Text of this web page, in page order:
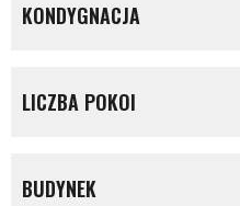
KONDYGNACJA
LICZBA POKOI
BUDYNEK